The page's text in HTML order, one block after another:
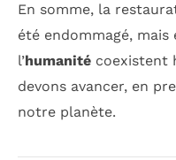
En somme, la
été endommagé, mais
l’humanité coexistent
devons avancer, en
notre planète.